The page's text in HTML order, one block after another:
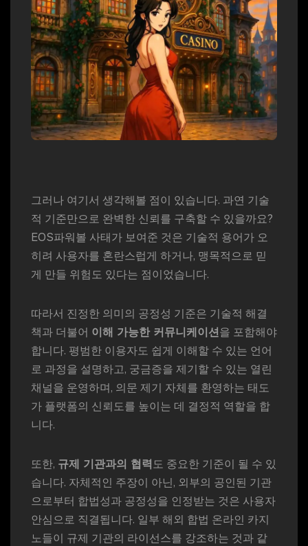
그러나 여기서 생각해볼 점이 있습니다. 과연 기술
적 기준만으로 완벽한 신뢰를 구축할 수 있을까요?
EOS파워볼 사태가 보여준 것은 기술적 용어가 오
히려 사용자를 혼란스럽게 하거나, 맹목적으로 믿
게 만들 위험도 있다는 점이었습니다.
따라서 진정한 의미의 공정성 기준은 기술적 해결
책과 더불어 이해 가능한 커뮤니케이션을 포함해야
합니다. 평범한 이용자도 쉽게 이해할 수 있는 언어
로 과정을 설명하고, 궁금증을 제기할 수 있는 열린
채널을 운영하며, 의문 제기 자체를 환영하는 태도
가 플랫폼의 신뢰도를 높이는 데 결정적 역할을 합
니다.
또한, 규제 기관과의 협력도 중요한 기준이 될 수 있
습니다. 자체적인 주장이 아닌, 외부의 공인된 기관
으로부터 합법성과 공정성을 인정받는 것은 사용자
안심으로 직결됩니다. 일부 해외 합법 온라인 카지
노들이 규제 기관의 라이선스를 강조하는 것과 같